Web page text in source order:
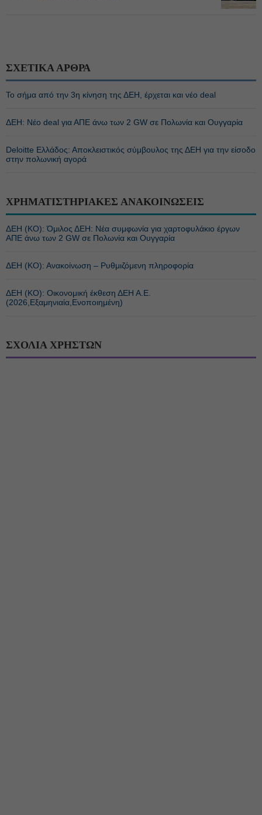
ΣΧΕΤΙΚΑ ΑΡΘΡΑ
Το σήμα από την 3η κίνηση της ΔΕΗ, έρχεται και νέο deal
ΔΕΗ: Νέο deal για ΑΠΕ άνω των 2 GW σε Πολωνία και Ουγγαρία
Deloitte Ελλάδος: Αποκλειστικός σύμβουλος της ΔΕΗ για την είσοδο
στην πολωνική αγορά
ΧΡΗΜΑΤΙΣΤΗΡΙΑΚΕΣ ΑΝΑΚΟΙΝΩΣΕΙΣ
ΔΕΗ (ΚΟ): Όμιλος ΔΕΗ: Νέα συμφωνία για χαρτοφυλάκιο έργων
ΑΠΕ άνω των 2 GW σε Πολωνία και Ουγγαρία
ΔΕΗ (ΚΟ): Ανακοίνωση – Ρυθμιζόμενη πληροφορία
ΔΕΗ (ΚΟ): Οικονομική έκθεση ΔΕΗ Α.Ε.
(2026,Εξαμηνιαία,Ενοποιημένη)
ΣΧΟΛΙΑ ΧΡΗΣΤΩΝ